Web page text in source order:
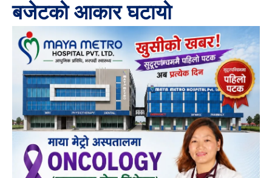
बजेटको आकार घटायो